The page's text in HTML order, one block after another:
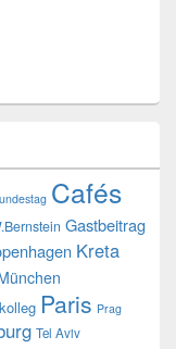
Cafés
Gastbeitrag
Kreta
Paris Prag
Tel Aviv